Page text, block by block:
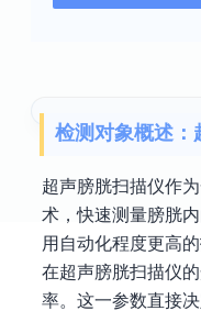
检测对象概述：
超声膀胱扫描仪作
术，快速测量膀胱
用自动化程度更高
在超声膀胱扫描仪
率。这一参数直接